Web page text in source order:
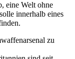
eine Welt ohne
innerhalb eines
zu